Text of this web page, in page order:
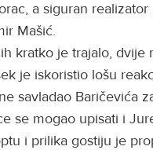
a siguran
Mašić.
kratko je trajalo, dvije
je iskoristio lošu
savladao Baričevića
se mogao upisati i
i prilika gostiju je